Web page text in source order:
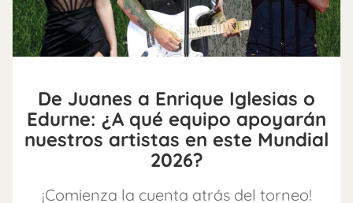
De Juanes a Enrique Iglesias o
Edurne: ¿A qué equipo apoyarán
nuestros artistas en este Mundial
2026?
¡Comienza la cuenta atrás del torneo!